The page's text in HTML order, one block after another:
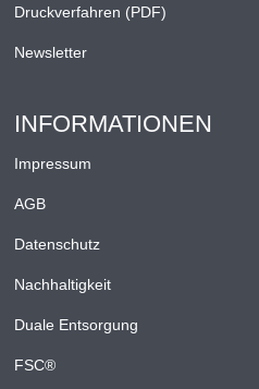
Druckverfahren (PDF)
Newsletter
INFORMATIONEN
Impressum
AGB
Datenschutz
Nachhaltigkeit
Duale Entsorgung
FSC®